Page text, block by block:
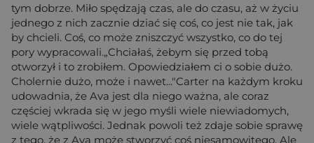
tym dobrze. Miło spędzają czas, ale do czasu, aż w życiu
jednego z nich zacznie dziać się coś, co jest nie tak, jak
by chcieli. Coś, co może zniszczyć wszystko, co do tej
pory wypracowali.„Chciałaś, żebym się przed tobą
otworzył i to zrobiłem. Opowiedziałem ci o sobie dużo.
Cholernie dużo, może i nawet..."Carter na każdym kroku
udowadnia, że Ava jest dla niego ważna, ale coraz
częściej wkrada się w jego myśli wiele niewiadomych,
wiele wątpliwości. Jednak powoli też zdaje sobie sprawę
z tego, że z Avą może stworzyć coś niesamowitego. Ale